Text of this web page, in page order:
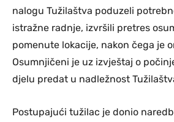
nalogu Tužilaštva poduzeli
istražne radnje, izvršili pretres
pomenute lokacije, nakon čega je
Osumnjičeni je uz izvještaj o
djelu predat u nadležnost
Postupajući tužilac je donio